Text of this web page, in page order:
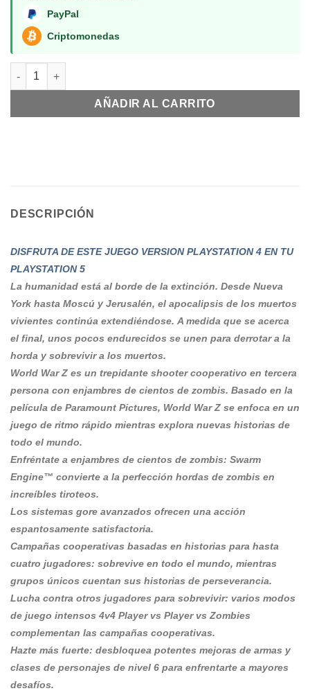
PayPal
Criptomonedas
World War Z PS5 RETRO cantidad
AÑADIR AL CARRITO
DESCRIPCIÓN
DISFRUTA DE ESTE JUEGO VERSION PLAYSTATION 4 EN TU
PLAYSTATION 5
La humanidad está al borde de la extinción. Desde Nueva
York hasta Moscú y Jerusalén, el apocalipsis de los muertos
vivientes continúa extendiéndose. A medida que se acerca
el final, unos pocos endurecidos se unen para derrotar a la
horda y sobrevivir a los muertos.
World War Z es un trepidante shooter cooperativo en tercera
persona con enjambres de cientos de zombis. Basado en la
película de Paramount Pictures, World War Z se enfoca en un
juego de ritmo rápido mientras explora nuevas historias de
todo el mundo.
Enfréntate a enjambres de cientos de zombis: Swarm
Engine™ convierte a la perfección hordas de zombis en
increíbles tiroteos.
Los sistemas gore avanzados ofrecen una acción
espantosamente satisfactoria.
Campañas cooperativas basadas en historias para hasta
cuatro jugadores: sobrevive en todo el mundo, mientras
grupos únicos cuentan sus historias de perseverancia.
Lucha contra otros jugadores para sobrevivir: varios modos
de juego intensos 4v4 Player vs Player vs Zombies
complementan las campañas cooperativas.
Hazte más fuerte: desbloquea potentes mejoras de armas y
clases de personajes de nivel 6 para enfrentarte a mayores
desafíos.